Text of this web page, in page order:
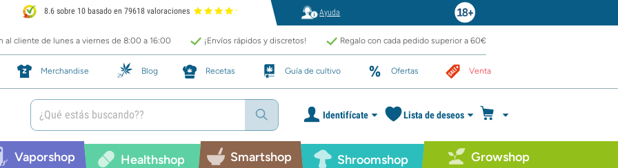
8.6 sobre 10 basado en 79618 valoraciones Ayuda
al cliente de lunes a viernes de 8:00 a 16:00 ¡Envíos rápidos y discretos! Regalo con cada pedido superior a 60€
Merchandise Blog Recetas Guía de cultivo Ofertas Venta
Identifícate Lista de deseos
Vaporshop Healthshop Smartshop Shroomshop Growshop